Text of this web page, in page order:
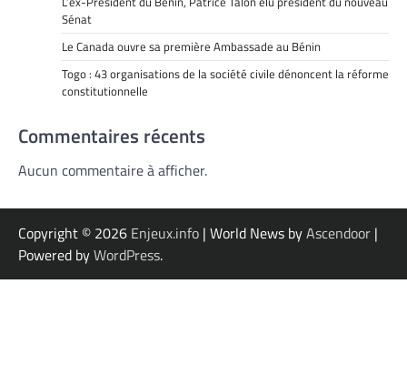
Sénat
Le Canada ouvre sa première Ambassade au Bénin
Togo : 43 organisations de la société civile dénoncent la réforme
constitutionnelle
Commentaires récents
Aucun commentaire à afficher.
Copyright © 2026 Enjeux.info | World News byAscendoor |
Powered byWordPress.